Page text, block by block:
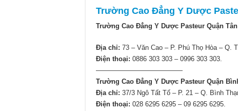
Trường Cao Đẳng Y Dược
Trường Cao Đẳng Y Dược Pasteur Quận
Địa chỉ: 73 – Văn Cao – P. Phú Thọ Hòa – Q.
Điện thoại: 0886 303 303 – 0996 303 303.
—————————————
Trường Cao Đẳng Y Dược Pasteur Quận
Địa chỉ: 37/3 Ngô Tất Tố – P. 21 – Q. Bình
Điện thoại: 028 6295 6295 – 09 6295 6295.